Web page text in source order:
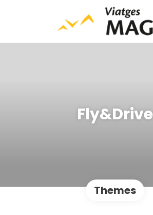
Fly&Drive
Themes